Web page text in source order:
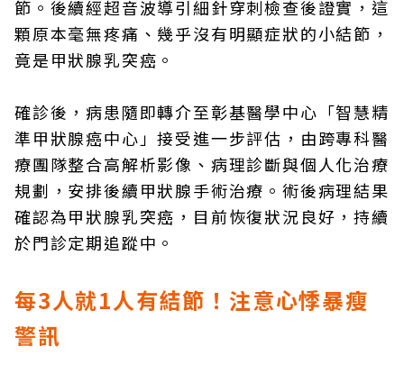
節。後續經超音波導引細針穿刺檢查後證實，這
顆原本毫無疼痛、幾乎沒有明顯症狀的小結節，
竟是甲狀腺乳突癌。
確診後，病患隨即轉介至彰基醫學中心「智慧精
準甲狀腺癌中心」接受進一步評估，由跨專科醫
療團隊整合高解析影像、病理診斷與個人化治療
規劃，安排後續甲狀腺手術治療。術後病理結果
確認為甲狀腺乳突癌，目前恢復狀況良好，持續
於門診定期追蹤中。
每3人就1人有結節！注意心悸暴瘦
警訊